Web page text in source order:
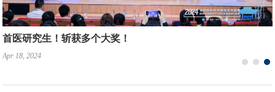
首斩国赛金奖！首医全国大学生职业规划大赛总决赛取得...
Apr 27, 2026
我校举办2026年新认定研究生导师培训会
Apr 07, 2026
首医研究生！斩获多个大奖！
Apr 18, 2024